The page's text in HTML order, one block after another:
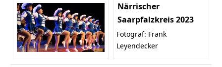
Närrischer
Saarpfalzkreis 2023
Fotograf: Frank
Leyendecker